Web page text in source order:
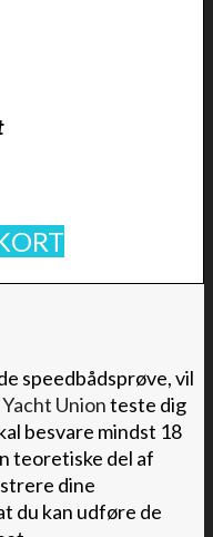
speedbådsprøve, vil
Unionteste dig
besvare mindst 18
teoretiske del af
dine
du kan udføre de